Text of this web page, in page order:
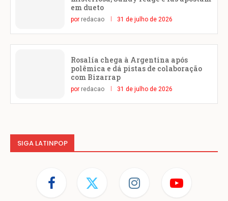
em dueto
por redacao 31 de julho de 2026
Rosalía chega à Argentina após
polêmica e dá pistas de colaboração
com Bizarrap
por redacao 31 de julho de 2026
SIGA LATINPOP